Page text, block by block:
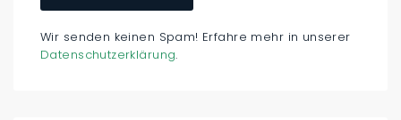
Wir senden keinen Spam! Erfahre mehr in unserer
Datenschutzerklärung.